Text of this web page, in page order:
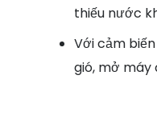
thiếu nước
Với cảm
gió, mở máy